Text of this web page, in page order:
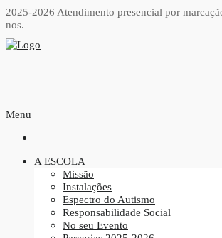
2025-2026 Atendimento presencial por
nos.
Menu
A ESCOLA
Missão
Instalações
Espectro do Autismo
Responsabilidade Social
No seu Evento